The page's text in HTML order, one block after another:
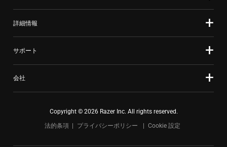
詳細情報
サポート
会社
Copyright © 2026 Razer Inc. All rights reserved.
法的条項
プライバシーポリシー Cookie 設定